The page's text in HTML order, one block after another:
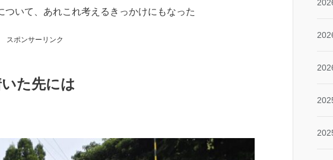
いて、あれこれ考えるきっかけにもなった
スポンサーリンク
た先には